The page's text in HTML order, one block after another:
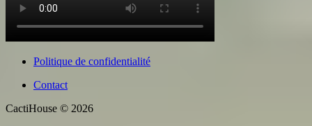
Politique de confidentialité
Contact
CactiHouse © 2026